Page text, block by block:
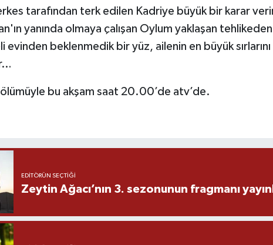
tarafından terk edilen Kadriye büyük bir karar
yanında olmaya çalışan Oylum yaklaşan tehlikeden
evinden beklenmedik bir yüz, ailenin en büyük
bu akşam saat 20.00’de atv’de.
EDITÖRÜN SEÇTIĞI
Zeytin Ağacı’nın 3. sezonunun fragmanı